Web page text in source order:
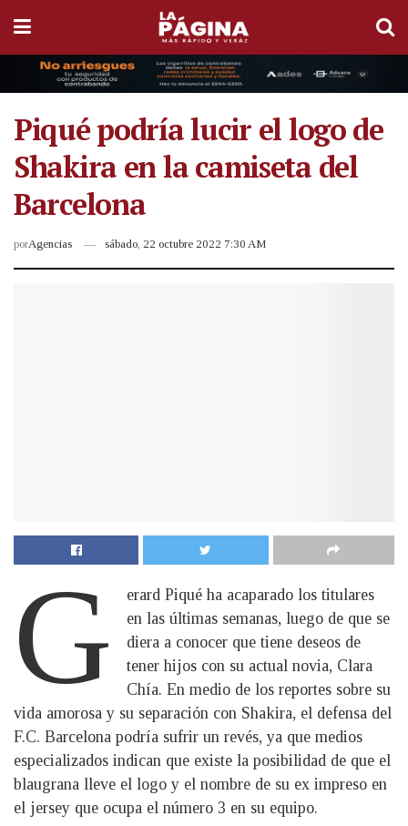
Piqué podría lucir el logo de
Shakira en la camiseta del
Barcelona
porAgencias sábado, 22 octubre 2022 7:30 AM
G
erard Piqué ha acaparado los titulares
en las últimas semanas, luego de que se
diera a conocer que tiene deseos de
tener hijos con su actual novia, Clara
Chía. En medio de los reportes sobre su
vida amorosa y su separación con Shakira, el defensa del
F.C. Barcelona podría sufrir un revés, ya que medios
especializados indican que existe la posibilidad de que el
blaugrana lleve el logo y el nombre de su ex impreso en
el jersey que ocupa el número 3 en su equipo.